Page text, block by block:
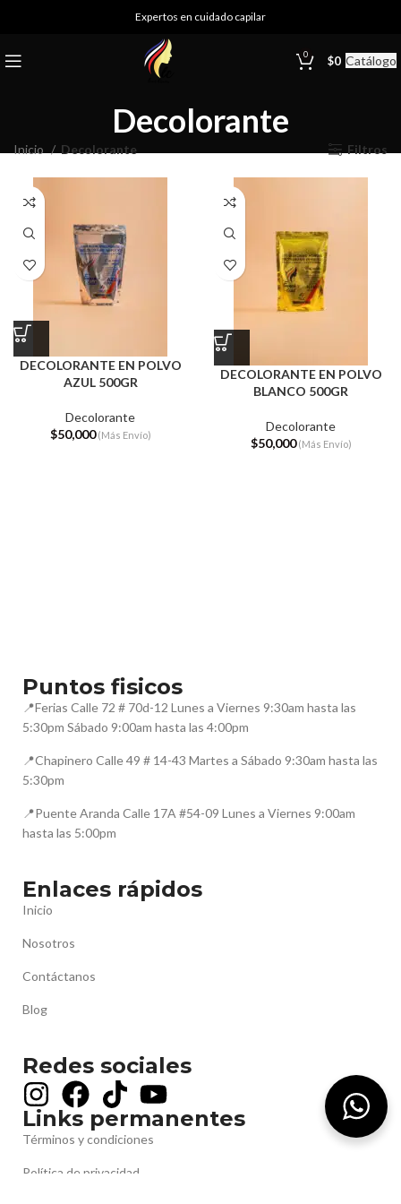
Expertos en cuidado capilar
0 $0 Catálogo
Decolorante
Inicio Decolorante Filtros
DECOLORANTE EN POLVO
AZUL 500GR
Decolorante
$50,000
DECOLORANTE EN POLVO
BLANCO 500GR
Decolorante
$50,000
Puntos fisicos
📍Ferias Calle 72 # 70d-12 Lunes a Viernes 9:30am hasta las
5:30pm Sábado 9:00am hasta las 4:00pm
📍Chapinero Calle 49 # 14-43 Martes a Sábado 9:30am hasta las
5:30pm
📍Puente Aranda Calle 17A #54-09 Lunes a Viernes 9:00am
hasta las 5:00pm
Enlaces rápidos
Inicio
Nosotros
Contáctanos
Blog
Redes sociales
Links permanentes
Términos y condiciones
Política de privacidad